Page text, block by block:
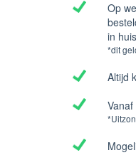
Op
in
*dit
Altijd